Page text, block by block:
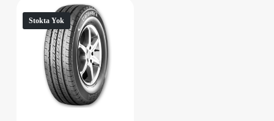
Stokta Yok